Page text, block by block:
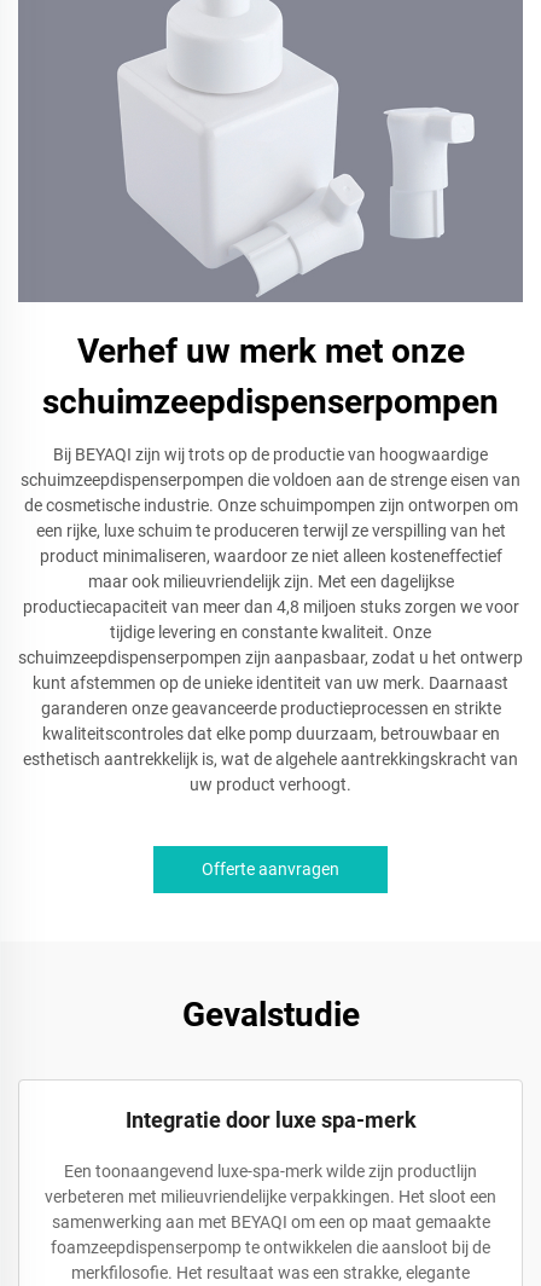
Verhef uw merk met onze
schuimzeepdispenserpompen
Bij BEYAQI zijn wij trots op de productie van hoogwaardige
schuimzeepdispenserpompen die voldoen aan de strenge eisen van
de cosmetische industrie. Onze schuimpompen zijn ontworpen om
een rijke, luxe schuim te produceren terwijl ze verspilling van het
product minimaliseren, waardoor ze niet alleen kosteneffectief
maar ook milieuvriendelijk zijn. Met een dagelijkse
productiecapaciteit van meer dan 4,8 miljoen stuks zorgen we voor
tijdige levering en constante kwaliteit. Onze
schuimzeepdispenserpompen zijn aanpasbaar, zodat u het ontwerp
kunt afstemmen op de unieke identiteit van uw merk. Daarnaast
garanderen onze geavanceerde productieprocessen en strikte
kwaliteitscontroles dat elke pomp duurzaam, betrouwbaar en
esthetisch aantrekkelijk is, wat de algehele aantrekkingskracht van
uw product verhoogt.
Offerte aanvragen
Gevalstudie
Integratie door luxe spa-merk
Een toonaangevend luxe-spa-merk wilde zijn productlijn
verbeteren met milieuvriendelijke verpakkingen. Het sloot een
samenwerking aan met BEYAQI om een op maat gemaakte
foamzeepdispenserpomp te ontwikkelen die aansloot bij de
merkfilosofie. Het resultaat was een strakke, elegante